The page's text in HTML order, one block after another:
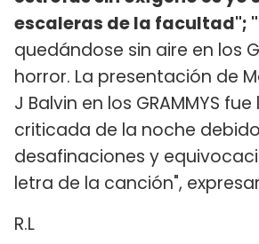
escaleras de la facultad"; "
quedándose sin aire en los
horror. La presentación de
J Balvin en los GRAMMYS
criticada de la noche
desafinaciones y
letra de la canción",
R.L